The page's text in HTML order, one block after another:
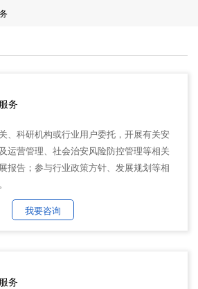
务
、科研机构或行业用户委托，开展有关安
运营管理、社会治安风险防控管理等相关
报告；参与行业政策方针、发展规划等相
我要咨询
务